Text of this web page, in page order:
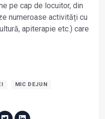
pe cap de locuitor, din
numeroase activități cu
apiterapie etc.) care
MIC DEJUN